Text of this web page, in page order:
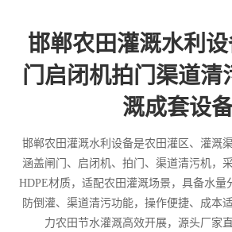
邯郸农田灌溉水利设
门启闭机拍门渠道清
溉成套设
邯郸农田灌溉水利设备是农田灌区、灌溉
涵盖闸门、启闭机、拍门、渠道清污机，
HDPE材质，适配农田灌溉场景，具备水量
防倒灌、渠道清污功能，操作便捷、成本
力农田节水灌溉高效开展，源头厂家